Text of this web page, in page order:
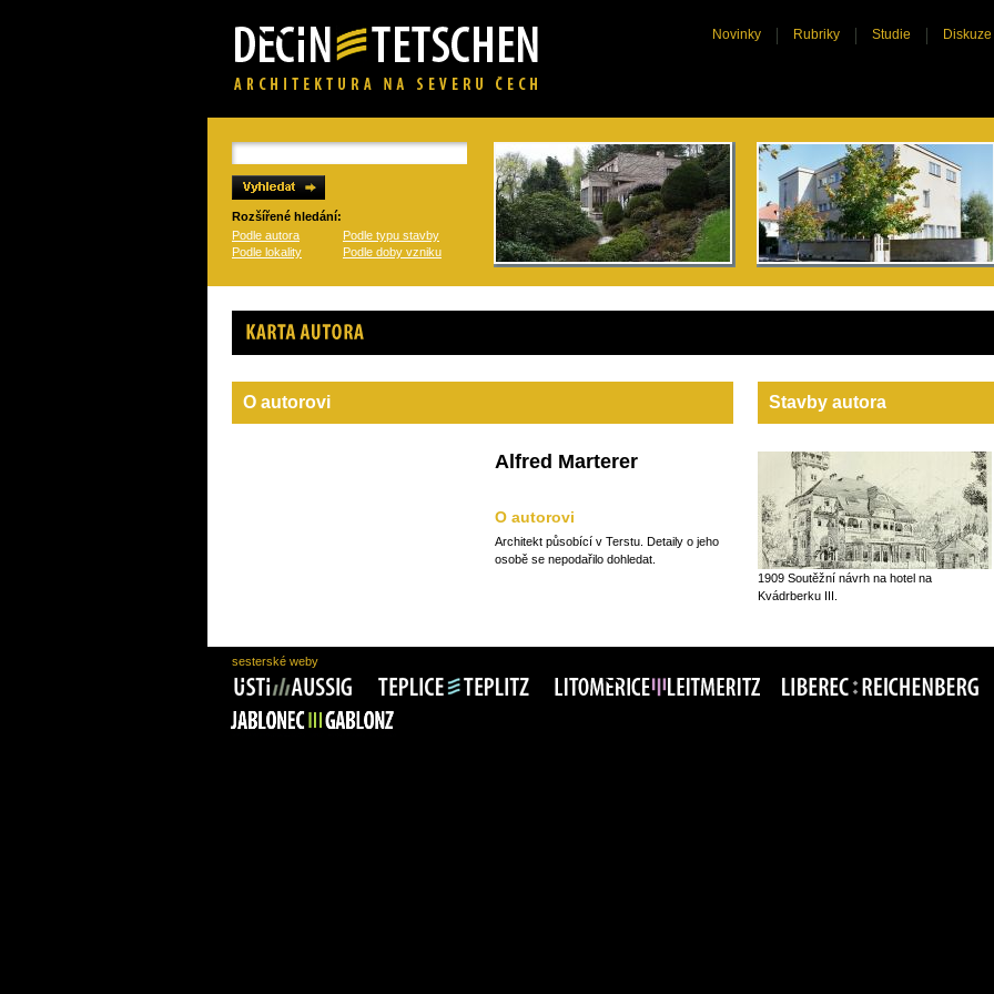
Novinky Rubriky Studie Diskuze
Rozšířené hledání:
Podle autora
Podle typu stavby
Podle lokality
Podle doby vzniku
Karta autora
O autorovi
Alfred Marterer
O autorovi
Architekt působící v Terstu. Detaily o jeho
osobě se nepodařilo dohledat.
Stavby autora
1909 Soutěžní návrh na hotel na
Kvádrberku III.
sesterské weby